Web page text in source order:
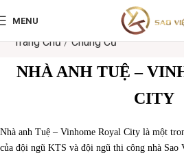
MENU
Trang Chủ/Chung Cư
NHÀ ANH TUỆ –
CITY
Nhà anh Tuệ – Vinhome Royal City là một
của đội ngũ KTS và đội ngũ thi công nhà Sao